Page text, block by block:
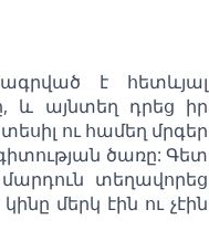
է հետևյալ
և այնտեղ դրեց իր
ու համեղ մրգեր
ծառը: Գետ
տեղավորեց
մերկ էին ու չէին